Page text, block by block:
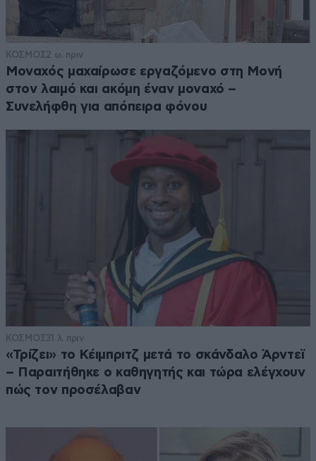
ΚΟΣΜΟΣ2 ω. πριν
Μοναχός μαχαίρωσε εργαζόμενο στη Μονή
στον λαιμό και ακόμη έναν μοναχό –
Συνελήφθη για απόπειρα φόνου
ΚΟΣΜΟΣ31 λ. πριν
«Τρίζει» το Κέιμπριτζ μετά το σκάνδαλο Άρντεϊ
– Παραιτήθηκε ο καθηγητής και τώρα ελέγχουν
πώς τον προσέλαβαν